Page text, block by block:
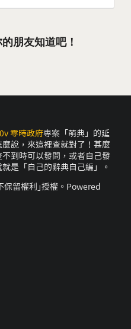
朋友知道吧！
零時政府專案「萌典」的延
說，來這裡查就對了！甚麼
到時可以發問，或者自己發
是「自己的辭典自己編」。
保留權利｣授權。Powered